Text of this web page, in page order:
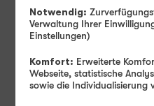
Produkt- und
Notwendig:
Verwaltung Ihrer
Einstellungen)
Komfort: Erweiterte
Webseite, statistische
sowie die Individualisierung